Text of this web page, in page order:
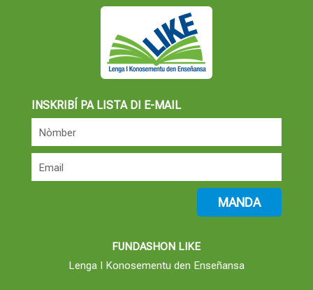
INSKRIBÍ PA LISTA DI E-MAIL
Nòmber
Email
FUNDASHON LIKE
Lenga I Konosementu den Enseñansa